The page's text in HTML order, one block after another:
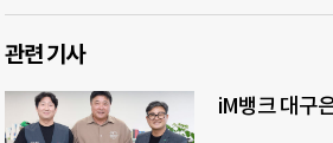
관련 기사
iM뱅크 대구